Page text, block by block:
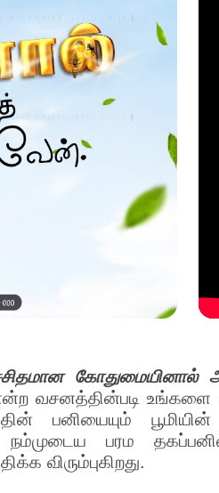
வசனத்தின்படி உங்களை
பனியையும்
பரம
விரும்புகிறது.